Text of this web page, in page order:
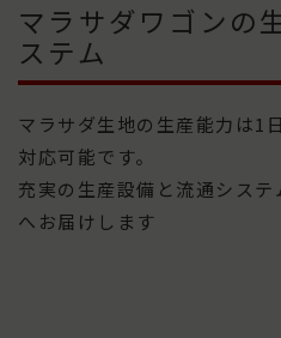
お客様にはご不便をおかけ
解・ご協力のほど、よろし
マラサダワゴンの
ステム
マラサダ生地の生産能力は1
対応可能です。
充実の生産設備と流通シス
へお届けします
大阪府